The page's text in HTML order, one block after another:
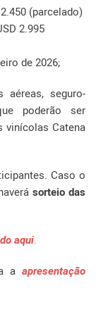
(parcelado)
2.995
de 2026;
aéreas, seguro-
poderão ser
vinícolas Catena
Caso o
sorteio das
aqui.
a apresentação